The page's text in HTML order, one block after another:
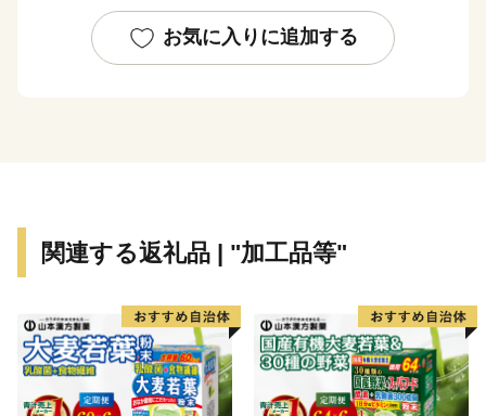
★ABCテレビのニュース情報番組「news おかえり」
お気に入りに追加する
関連する返礼品 | "加工品等"